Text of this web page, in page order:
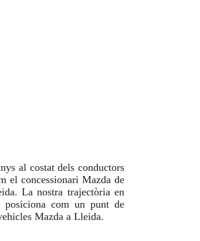
al costat dels conductors
el concessionari Mazda de
La nostra trajectòria en
posiciona com un punt de
Mazda a Lleida.